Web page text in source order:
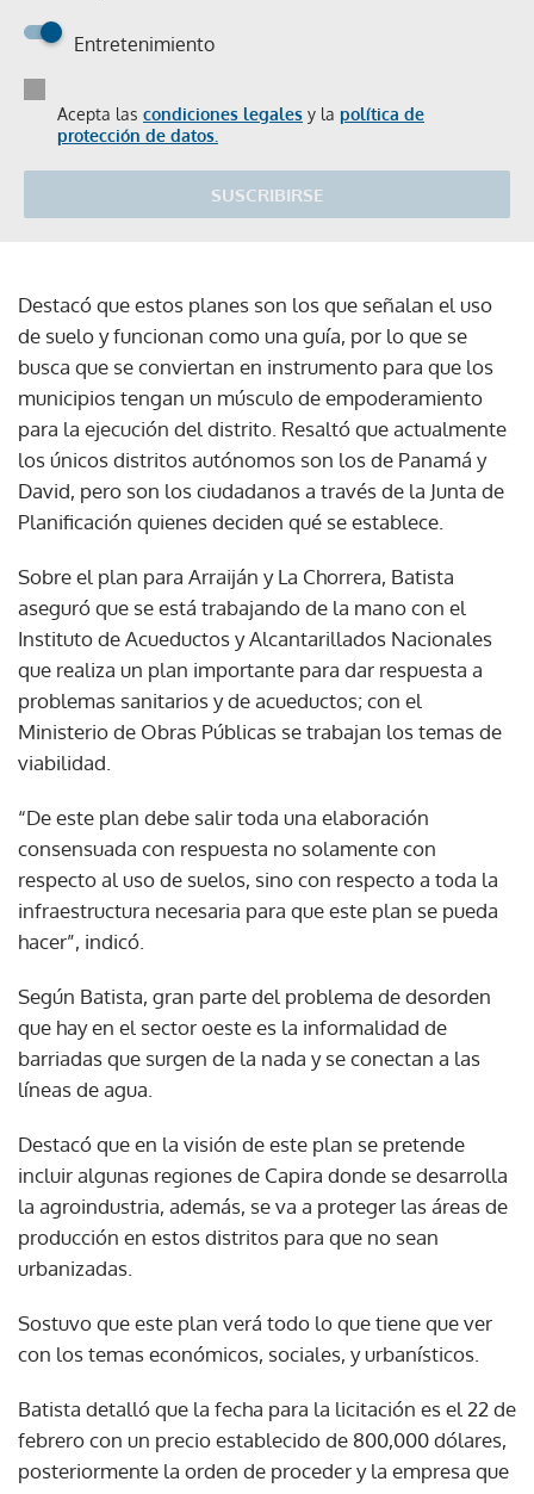
Entretenimiento
Acepta las condiciones legales y la política de
protección de datos.
SUSCRIBIRSE
Destacó que estos planes son los que señalan el uso
de suelo y funcionan como una guía, por lo que se
busca que se conviertan en instrumento para que los
municipios tengan un músculo de empoderamiento
para la ejecución del distrito. Resaltó que actualmente
los únicos distritos autónomos son los de Panamá y
David, pero son los ciudadanos a través de la Junta de
Planificación quienes deciden qué se establece.
Sobre el plan para Arraiján y La Chorrera, Batista
aseguró que se está trabajando de la mano con el
Instituto de Acueductos y Alcantarillados Nacionales
que realiza un plan importante para dar respuesta a
problemas sanitarios y de acueductos; con el
Ministerio de Obras Públicas se trabajan los temas de
viabilidad.
“De este plan debe salir toda una elaboración
consensuada con respuesta no solamente con
respecto al uso de suelos, sino con respecto a toda la
infraestructura necesaria para que este plan se pueda
hacer”, indicó.
Según Batista, gran parte del problema de desorden
que hay en el sector oeste es la informalidad de
barriadas que surgen de la nada y se conectan a las
líneas de agua.
Destacó que en la visión de este plan se pretende
incluir algunas regiones de Capira donde se desarrolla
la agroindustria, además, se va a proteger las áreas de
producción en estos distritos para que no sean
urbanizadas.
Sostuvo que este plan verá todo lo que tiene que ver
con los temas económicos, sociales, y urbanísticos.
Batista detalló que la fecha para la licitación es el 22 de
febrero con un precio establecido de 800,000 dólares,
posteriormente la orden de proceder y la empresa que